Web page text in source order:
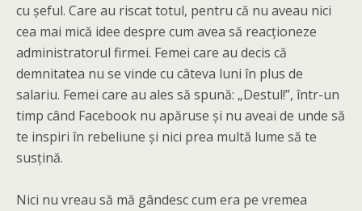
cu șeful. Care au riscat totul, pentru că nu aveau nici
cea mai mică idee despre cum avea să reacționeze
administratorul firmei. Femei care au decis că
demnitatea nu se vinde cu câteva luni în plus de
salariu. Femei care au ales să spună: „Destul!”, într-un
timp când Facebook nu apăruse și nu aveai de unde să
te inspiri în rebeliune și nici prea multă lume să te
susțină.
Nici nu vreau să mă gândesc cum era pe vremea